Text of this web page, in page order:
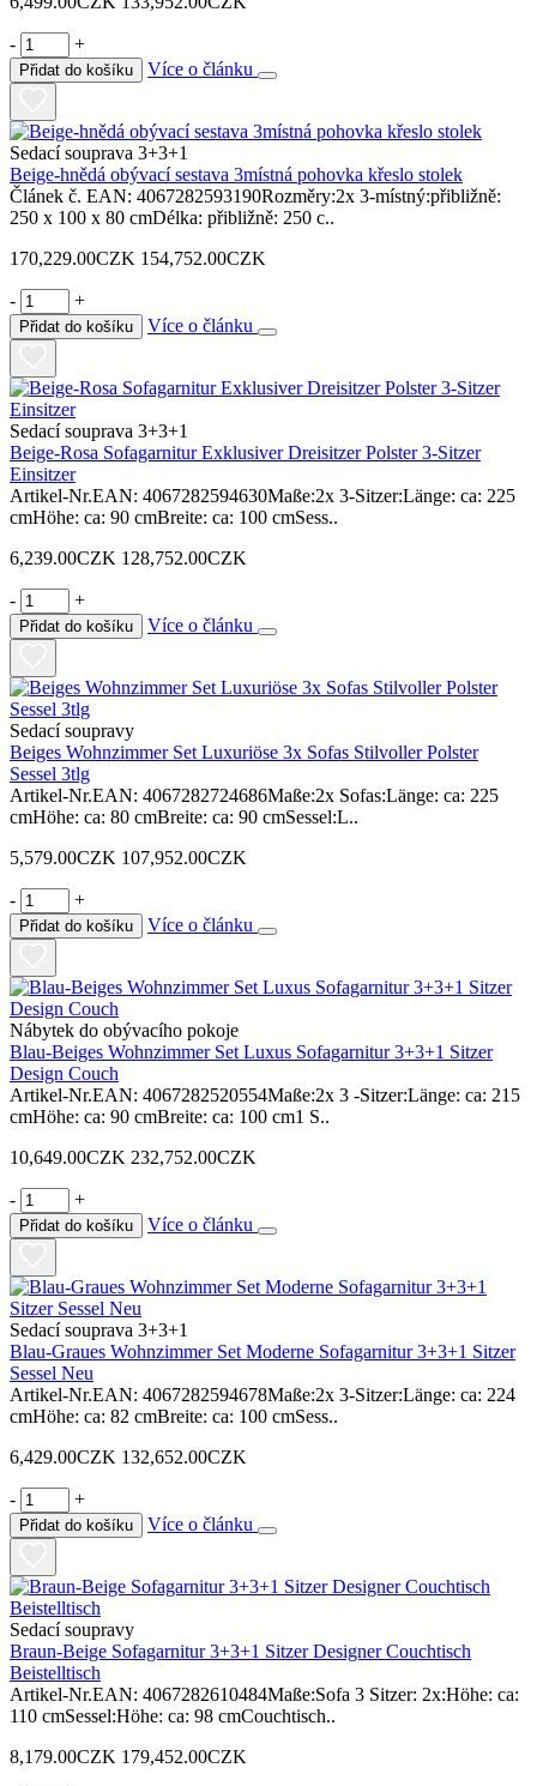
- +
Přidat do košíku Více o článku
Sedací souprava 3+3+1
Beige-hnědá obývací sestava 3místná pohovka křeslo stolek
Článek č. EAN: 4067282593190Rozměry:2x 3-místný:přibližně:
250 x 100 x 80 cmDélka: přibližně: 250 c..
170,229.00CZK 154,752.00CZK
- +
Přidat do košíku Více o článku
Sedací souprava 3+3+1
Beige-Rosa Sofagarnitur Exklusiver Dreisitzer Polster 3-Sitzer
Einsitzer
Artikel-Nr.EAN: 4067282594630Maße:2x 3-Sitzer:Länge: ca: 225
cmHöhe: ca: 90 cmBreite: ca: 100 cmSess..
6,239.00CZK 128,752.00CZK
- +
Přidat do košíku Více o článku
Sedací soupravy
Beiges Wohnzimmer Set Luxuriöse 3x Sofas Stilvoller Polster
Sessel 3tlg
Artikel-Nr.EAN: 4067282724686Maße:2x Sofas:Länge: ca: 225
cmHöhe: ca: 80 cmBreite: ca: 90 cmSessel:L..
5,579.00CZK 107,952.00CZK
- +
Přidat do košíku Více o článku
Nábytek do obývacího pokoje
Blau-Beiges Wohnzimmer Set Luxus Sofagarnitur 3+3+1 Sitzer
Design Couch
Artikel-Nr.EAN: 4067282520554Maße:2x 3 -Sitzer:Länge: ca: 215
cmHöhe: ca: 90 cmBreite: ca: 100 cm1 S..
10,649.00CZK 232,752.00CZK
- +
Přidat do košíku Více o článku
Sedací souprava 3+3+1
Blau-Graues Wohnzimmer Set Moderne Sofagarnitur 3+3+1 Sitzer
Sessel Neu
Artikel-Nr.EAN: 4067282594678Maße:2x 3-Sitzer:Länge: ca: 224
cmHöhe: ca: 82 cmBreite: ca: 100 cmSess..
6,429.00CZK 132,652.00CZK
- +
Přidat do košíku Více o článku
Sedací soupravy
Braun-Beige Sofagarnitur 3+3+1 Sitzer Designer Couchtisch
Beistelltisch
Artikel-Nr.EAN: 4067282610484Maße:Sofa 3 Sitzer: 2x:Höhe: ca:
110 cmSessel:Höhe: ca: 98 cmCouchtisch..
8,179.00CZK 179,452.00CZK